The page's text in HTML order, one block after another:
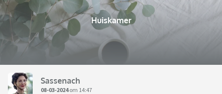
Huiskamer
Sassenach
08-03-2024om 14:47